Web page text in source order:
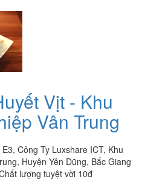
Vịt - Khu
Vân Trung
Công Ty Luxshare ICT, Khu
Huyện Yên Dũng, Bắc Giang
lượng tuyệt vời 10đ